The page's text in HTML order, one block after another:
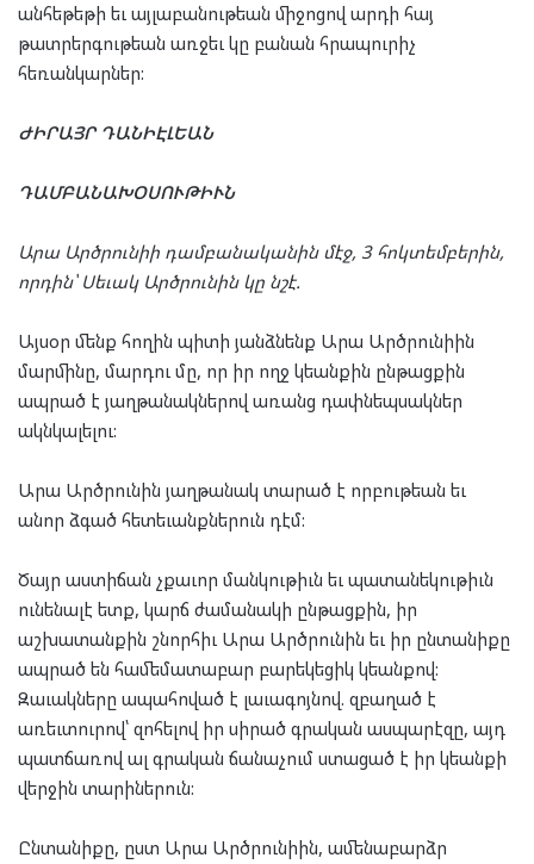
անհեթեթի եւ այլաբանութեան միջոցով արդի հայ
թատրերգութեան առջեւ կը բանան հրապուրիչ
հեռանկարներ:
ԺԻՐԱՅՐ ԴԱՆԻԷԼԵԱՆ
ԴԱՄԲԱՆԱԽՕՍՈՒԹԻՒՆ
Արա Արծրունիի դամբանականին մէջ, 3 հոկտեմբերին,
որդին՝ Սեւակ Արծրունին կը նշէ.
Այսօր մենք հողին պիտի յանձնենք Արա Արծրունիին
մարմինը, մարդու մը, որ իր ողջ կեանքին ընթացքին
ապրած է յաղթանակներով առանց դափնեպսակներ
ակնկալելու:
Արա Արծրունին յաղթանակ տարած է որբութեան եւ
անոր ձգած հետեւանքներուն դէմ:
Ծայր աստիճան չքաւոր մանկութիւն եւ պատանեկութիւն
ունենալէ ետք, կարճ ժամանակի ընթացքին, իր
աշխատանքին շնորհիւ Արա Արծրունին եւ իր ընտանիքը
ապրած են համեմատաբար բարեկեցիկ կեանքով:
Զաւակները ապահոված է լաւագոյնով. զբաղած է
առեւտուրով՝ զոհելով իր սիրած գրական ասպարէզը, այդ
պատճառով ալ գրական ճանաչում ստացած է իր կեանքի
վերջին տարիներուն:
Ընտանիքը, ըստ Արա Արծրունիին, ամենաբարձր